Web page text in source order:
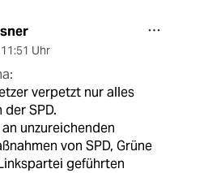
11:51 Uhr
verpetzt nur alles
SPD.
unzureichenden
von SPD, Grüne
geführten